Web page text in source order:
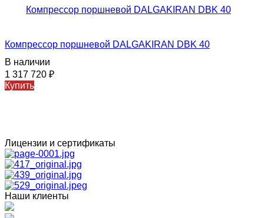
Компрессор поршневой DALGAKIRAN DBK 40
В наличии
1 317 720 ₽
Купить
Лицензии и сертификаты
Наши клиенты